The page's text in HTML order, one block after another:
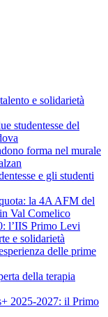
e solidarietà
studentesse del
forma nel murale
e gli studenti
la 4A AFM del
Val Comelico
l’IIS Primo Levi
e solidarietà
delle prime
della terapia
2025-2027: il Primo